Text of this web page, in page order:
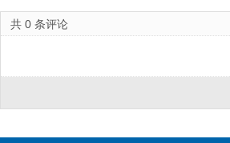
共 0 条评论